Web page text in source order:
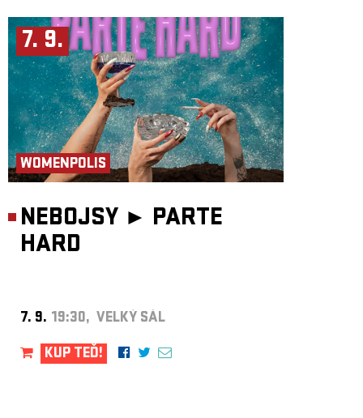
7. 9.
WOMENPOLIS
NEBOJSY ► PARTE
HARD
7. 9. 19:30, VELKÝ SÁL
KUP TEĎ!